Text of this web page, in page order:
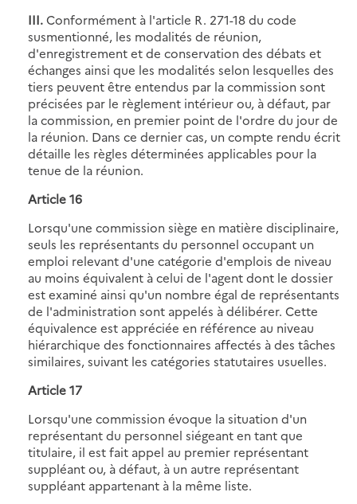
III.Conformément à l'article R. 271-18 du code
susmentionné, les modalités de réunion,
d'enregistrement et de conservation des débats et
échanges ainsi que les modalités selon lesquelles des
tiers peuvent être entendus par la commission sont
précisées par le règlement intérieur ou, à défaut, par
la commission, en premier point de l'ordre du jour de
la réunion. Dans ce dernier cas, un compte rendu écrit
détaille les règles déterminées applicables pour la
tenue de la réunion.
Article 16
Lorsqu'une commission siège en matière disciplinaire,
seuls les représentants du personnel occupant un
emploi relevant d'une catégorie d'emplois de niveau
au moins équivalent à celui de l'agent dont le dossier
est examiné ainsi qu'un nombre égal de représentants
de l'administration sont appelés à délibérer. Cette
équivalence est appréciée en référence au niveau
hiérarchique des fonctionnaires affectés à des tâches
similaires, suivant les catégories statutaires usuelles.
Article 17
Lorsqu'une commission évoque la situation d'un
représentant du personnel siégeant en tant que
titulaire, il est fait appel au premier représentant
suppléant ou, à défaut, à un autre représentant
suppléant appartenant à la même liste.